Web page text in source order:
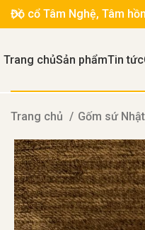
Trang chủSản phẩmTin tức
Trang chủ Gốm sứ
Đồ cổ Tâm Nghệ, Tâm